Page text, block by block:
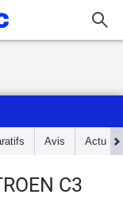
Avis Actu
C3